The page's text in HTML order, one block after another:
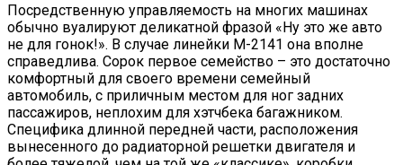
Посредственную управляемость на многих машинах
обычно вуалируют деликатной фразой «Ну это же авто
не для гонок!». В случае линейки М-2141 она вполне
справедлива. Сорок первое семейство – это достаточно
комфортный для своего времени семейный
автомобиль, с приличным местом для ног задних
пассажиров, неплохим для хэтчбека багажником.
Специфика длинной передней части, расположения
вынесенного до радиаторной решетки двигателя и